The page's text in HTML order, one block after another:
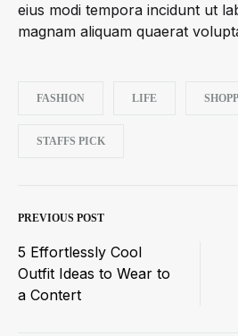
eius modi tempora incidunt ut
magnam aliquam quaerat
FASHION LIFE
STAFFS PICK
Post
navigation
PREVIOUS POST
5 Effortlessly Cool
Outfit Ideas to Wear to
a Contert